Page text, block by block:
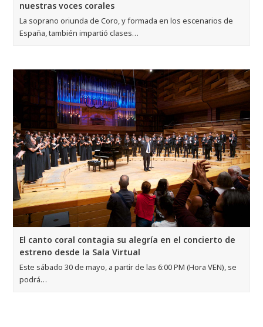
nuestras voces corales
La soprano oriunda de Coro, y formada en los escenarios de
España, también impartió clases…
El canto coral contagia su alegría en el concierto de
estreno desde la Sala Virtual
Este sábado 30 de mayo, a partir de las 6:00 PM (Hora VEN), se
podrá…